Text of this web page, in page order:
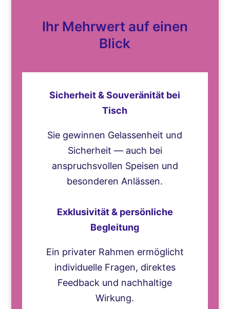
Ihr Mehrwert auf einen
Blick
Sicherheit & Souveränität bei
Tisch
Sie gewinnen Gelassenheit und
Sicherheit — auch bei
anspruchsvollen Speisen und
besonderen Anlässen.
Exklusivität & persönliche
Begleitung
Ein privater Rahmen ermöglicht
individuelle Fragen, direktes
Feedback und nachhaltige
Wirkung.